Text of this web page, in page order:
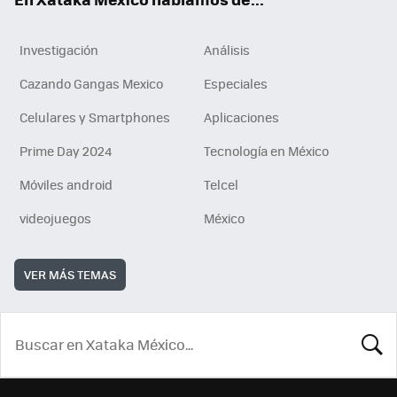
Investigación
Análisis
Cazando Gangas Mexico
Especiales
Celulares y Smartphones
Aplicaciones
Prime Day 2024
Tecnología en México
Móviles android
Telcel
videojuegos
México
VER MÁS TEMAS